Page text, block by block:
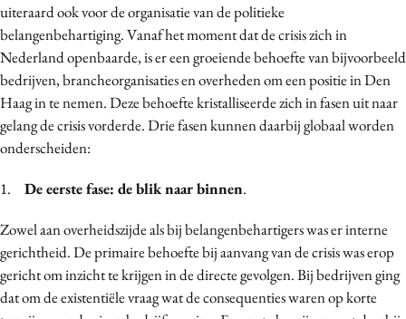
uiteraard ook voor de organisatie van de politieke
belangenbehartiging. Vanaf het moment dat de crisis zich in
Nederland openbaarde, is er een groeiende behoefte van bijvoorbeeld
bedrijven, brancheorganisaties en overheden om een positie in Den
Haag in te nemen. Deze behoefte kristalliseerde zich in fasen uit naar
gelang de crisis vorderde. Drie fasen kunnen daarbij globaal worden
onderscheiden:
1. De eerste fase: de blik naar binnen.
Zowel aan overheidszijde als bij belangenbehartigers was er interne
gerichtheid. De primaire behoefte bij aanvang van de crisis was erop
gericht om inzicht te krijgen in de directe gevolgen. Bij bedrijven ging
dat om de existentiële vraag wat de consequenties waren op korte